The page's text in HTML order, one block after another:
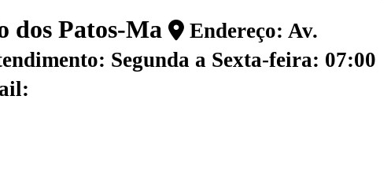
dos Patos-Ma
Endereço: Av.
Segunda a Sexta-feira: 07:00